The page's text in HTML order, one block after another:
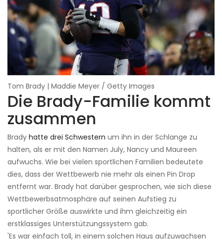
Tom Brady | Maddie Meyer / Getty Images
Die Brady-Familie kommt
zusammen
Brady hatte drei Schwestern um ihn in der Schlange zu
halten, als er mit den Namen July, Nancy und Maureen
aufwuchs. Wie bei vielen sportlichen Familien bedeutete
dies, dass der Wettbewerb nie mehr als einen Pin Drop
entfernt war. Brady hat darüber gesprochen, wie sich diese
Wettbewerbsatmosphäre auf seinen Aufstieg zu
sportlicher Größe auswirkte und ihm gleichzeitig ein
erstklassiges Unterstützungssystem gab.
'Es war einfach toll, in einem solchen Haus aufzuwachsen